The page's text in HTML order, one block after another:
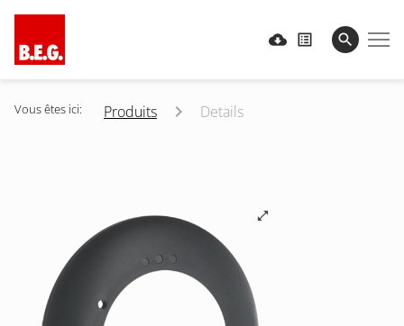
Vous êtes ici: Produits Details